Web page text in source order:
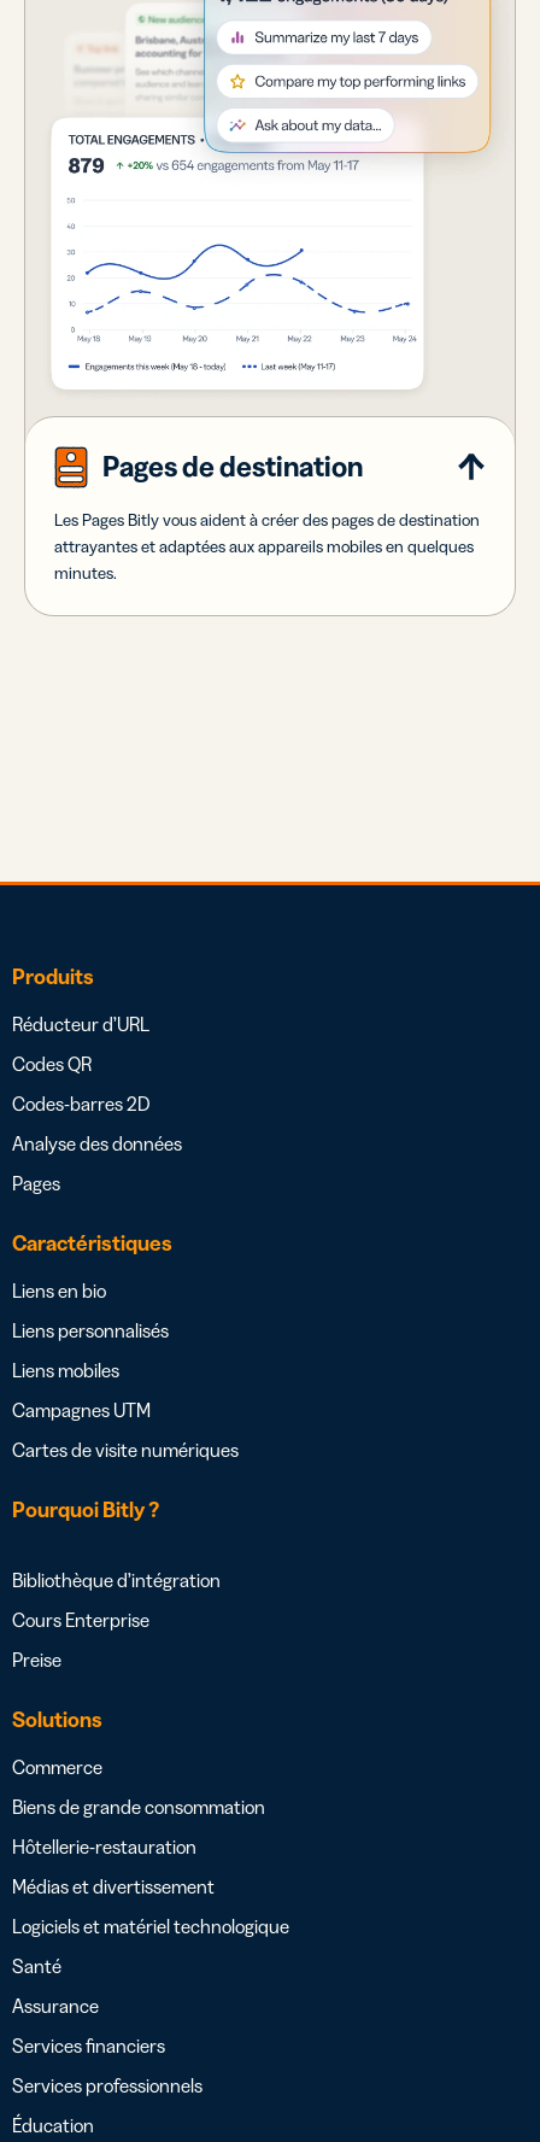
Pages de destination
Les Pages Bitly vous aident à créer des pages de destination
attrayantes et adaptées aux appareils mobiles en quelques
minutes.
Produits
Réducteur d’URL
Codes QR
Codes-barres 2D
Analyse des données
Pages
Caractéristiques
Liens en bio
Liens personnalisés
Liens mobiles
Campagnes UTM
Cartes de visite numériques
Pourquoi Bitly ?
Bibliothèque d’intégration
Cours Enterprise
Preise
Solutions
Commerce
Biens de grande consommation
Hôtellerie-restauration
Médias et divertissement
Logiciels et matériel technologique
Santé
Assurance
Services financiers
Services professionnels
Éducation